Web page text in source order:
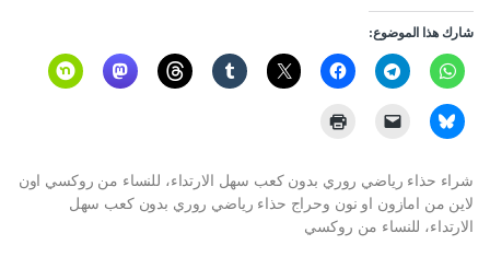
شارك هذا الموضوع:
شراء حذاء رياضي روري بدون كعب سهل الارتداء، للنساء من روكسي اون
لاين من امازون او نون وحراج حذاء رياضي روري بدون كعب سهل
الارتداء، للنساء من روكسي